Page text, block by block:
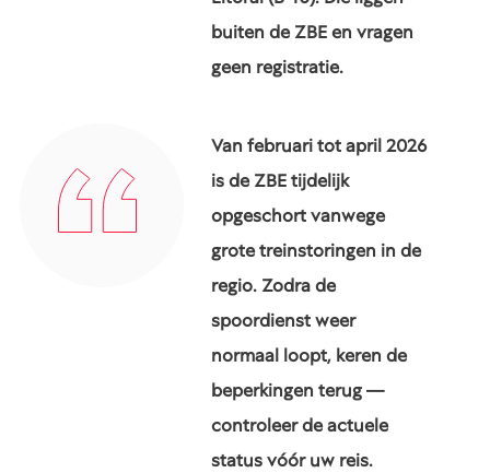
buiten de ZBE en vragen
geen registratie.
Van februari tot april 2026
is de ZBE tijdelijk
opgeschort vanwege
grote treinstoringen in de
regio. Zodra de
spoordienst weer
normaal loopt, keren de
beperkingen terug —
controleer de actuele
status vóór uw reis.